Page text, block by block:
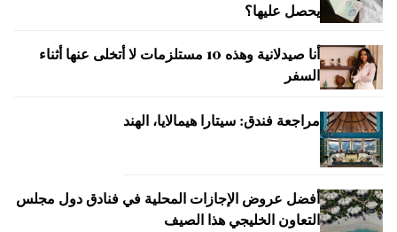
يحصل عليها؟
أنا صيدلانية وهذه 10 مستلزمات لا أتخلى عنها أثناء
السفر
مراجعة فندق: سيتارا هيمالايا، الهند
أفضل عروض الإجازات المحلية في فنادق دول مجلس
التعاون الخليجي هذا الصيف